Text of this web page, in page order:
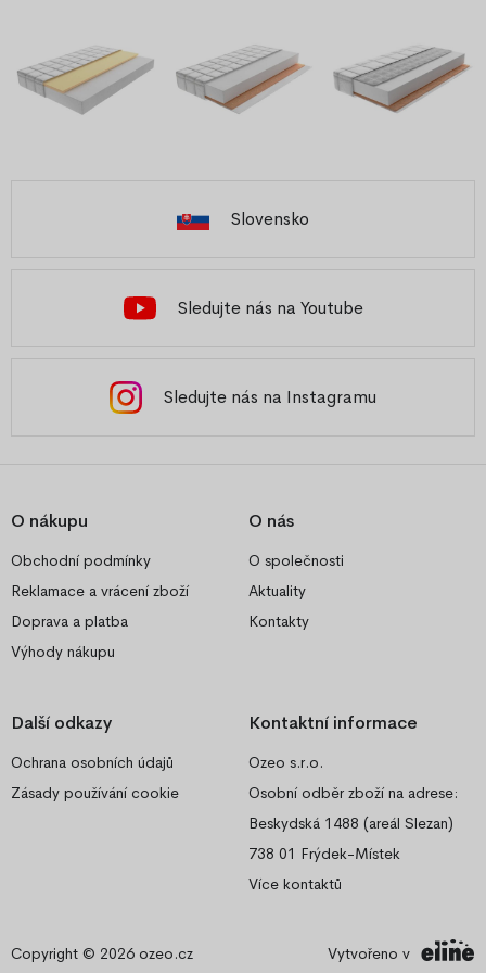
Slovensko
Sledujte nás na Youtube
Sledujte nás na Instagramu
O nákupu
Obchodní podmínky
Reklamace a vrácení zboží
Doprava a platba
Výhody nákupu
O nás
O společnosti
Aktuality
Kontakty
Další odkazy
Ochrana osobních údajů
Zásady používání cookie
Kontaktní informace
Ozeo s.r.o.
Osobní odběr zboží na adrese:
Beskydská 1488 (areál Slezan)
738 01 Frýdek-Místek
Více kontaktů
Copyright © 2026 ozeo.cz Vytvořeno v